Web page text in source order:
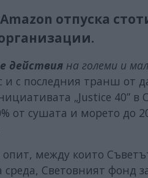
отпуска
действия на големи и
и с последния транш от
„Justice 40”
от сушата и морето до
между които
Световният фонд